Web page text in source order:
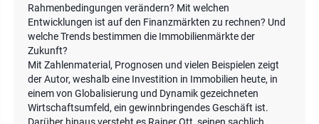
Rahmenbedingungen verändern? Mit welchen
Entwicklungen ist auf den Finanzmärkten zu rechnen? Und
welche Trends bestimmen die Immobilienmärkte der
Zukunft?
Mit Zahlenmaterial, Prognosen und vielen Beispielen zeigt
der Autor, weshalb eine Investition in Immobilien heute, in
einem von Globalisierung und Dynamik gezeichneten
Wirtschaftsumfeld, ein gewinnbringendes Geschäft ist.